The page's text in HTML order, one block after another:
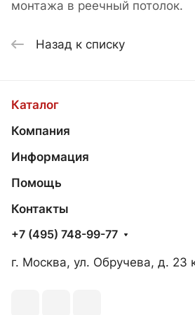
монтажа в реечный потолок.
Назад к списку
Каталог
Компания
Информация
Помощь
Контакты
+7 (495) 748-99-77
г. Москва, ул. Обручева, д. 23